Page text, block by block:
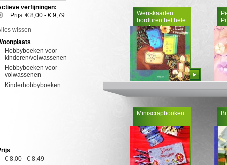
verfijningen:
Prijs: € 8,00 - € 9,79
wissen
Hobbyboeken voor
kinderen/volwassenen
Hobbyboeken voor
volwassenen
Kinderhobbyboeken
€ 8,00 - € 8,49
Wenskaarten
borduren het hele
jaar feest
Bestellen
Miniscrapbooken